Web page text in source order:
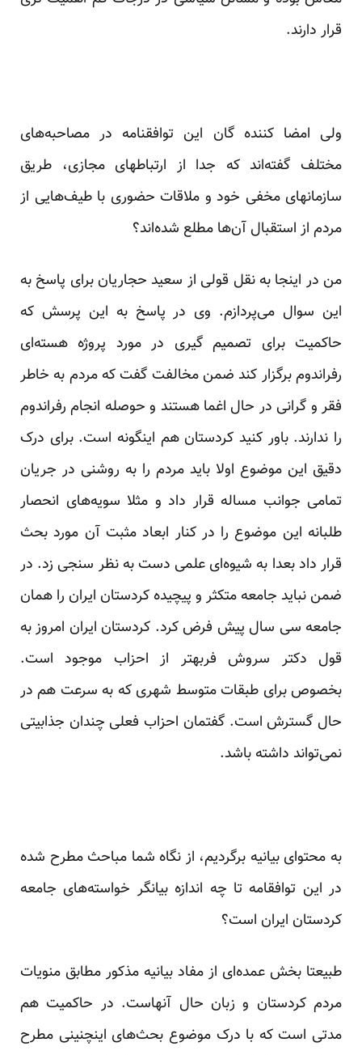
قرار دارند.
ولی امضا کننده گان این توافقنامه در مصاحبه‌های
مختلف گفته‌اند که جدا از ارتباطهای مجازی، طریق
سازمانهای مخفی خود و ملاقات حضوری با طیف‌هایی از
مردم از استقبال آن‌ها مطلع شده‌اند؟
من در اینجا به نقل قولی از سعید حجاریان برای پاسخ به
این سوال می‌پردازم. وی در پاسخ به این پرسش که
حاکمیت برای تصمیم گیری در مورد پروژه هسته‌ای
رفراندوم برگزار کند ضمن مخالفت گفت که مردم به خاطر
فقر و گرانی در حال اغما هستند و حوصله انجام رفراندوم
را ندارند. باور کنید کردستان هم اینگونه است. برای درک
دقیق این موضوع اولا باید مردم را به روشنی در جریان
تمامی جوانب مساله قرار داد و مثلا سویه‌های انحصار
طلبانه این موضوع را در کنار ابعاد مثبت آن مورد بحث
قرار داد بعدا به شیوه‌ای علمی دست به نظر سنجی زد. در
ضمن نباید جامعه متکثر و پیچیده کردستان ایران را‌‌‌ همان
جامعه سی سال پیش فرض کرد. کردستان ایران امروز به
قول دکتر سروش فربهتر از احزاب موجود است.
بخصوص برای طبقات متوسط شهری که به سرعت هم در
حال گسترش است. گفتمان احزاب فعلی چندان جذابیتی
نمی‌تواند داشته باشد.
به محتوای بیانیه برگردیم، از نگاه شما مباحث مطرح شده
در این توافقامه تا چه اندازه بیانگر خواسته‌های جامعه
کردستان ایران است؟
طبیعتا بخش عمده‌ای از مفاد بیانیه مذکور مطابق منویات
مردم کردستان و زبان حال آنهاست. در حاکمیت هم
مدتی است که با درک موضوع بحث‌های اینچنینی مطرح